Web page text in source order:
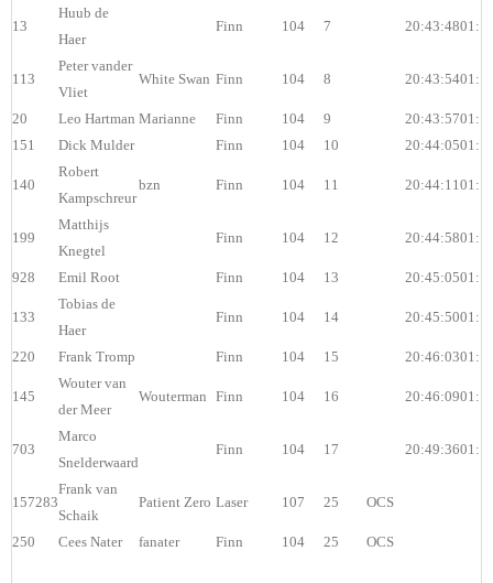
13
Huub de
Haer
Finn 104 7 20:43:48
113
Peter vander
Vliet
White Swan Finn 104 8 20:43:54
20 Leo Hartman Marianne Finn 104 9 20:43:57
151
Dick Mulder Finn 104 10 20:44:05
140
Robert
Kampschreur
bzn Finn 104 11 20:44:11
199
Matthijs
Knegtel
Finn 104 12 20:44:58
928 Emil Root Finn 104 13 20:45:05
133
Tobias de
Haer
Finn 104 14 20:45:50
220 Frank Tromp Finn 104 15 20:46:03
145
Wouter van
der Meer
Wouterman Finn 104 16 20:46:09
703
Marco
Snelderwaard
Finn 104 17 20:49:36
157283
Frank van
Schaik
Patient Zero Laser 107 25 OCS
250 Cees Nater fanater Finn 104 25 OCS